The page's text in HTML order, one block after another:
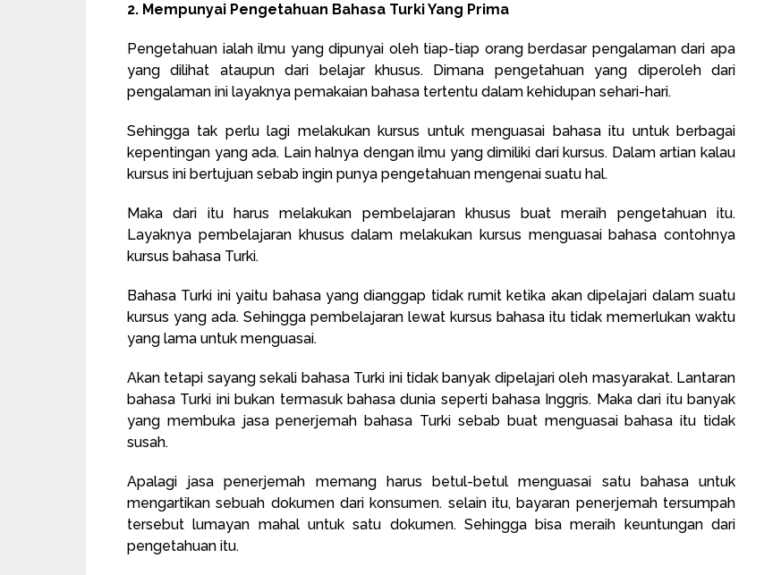
2. Mempunyai Pengetahuan Bahasa Turki Yang Prima
Pengetahuan ialah ilmu yang dipunyai oleh tiap-tiap orang berdasar pengalaman dari apa
yang dilihat ataupun dari belajar khusus. Dimana pengetahuan yang diperoleh dari
pengalaman ini layaknya pemakaian bahasa tertentu dalam kehidupan sehari-hari.
Sehingga tak perlu lagi melakukan kursus untuk menguasai bahasa itu untuk berbagai
kepentingan yang ada. Lain halnya dengan ilmu yang dimiliki dari kursus. Dalam artian kalau
kursus ini bertujuan sebab ingin punya pengetahuan mengenai suatu hal.
Maka dari itu harus melakukan pembelajaran khusus buat meraih pengetahuan itu.
Layaknya pembelajaran khusus dalam melakukan kursus menguasai bahasa contohnya
kursus bahasa Turki.
Bahasa Turki ini yaitu bahasa yang dianggap tidak rumit ketika akan dipelajari dalam suatu
kursus yang ada. Sehingga pembelajaran lewat kursus bahasa itu tidak memerlukan waktu
yang lama untuk menguasai.
Akan tetapi sayang sekali bahasa Turki ini tidak banyak dipelajari oleh masyarakat. Lantaran
bahasa Turki ini bukan termasuk bahasa dunia seperti bahasa Inggris. Maka dari itu banyak
yang membuka jasa penerjemah bahasa Turki sebab buat menguasai bahasa itu tidak
susah.
Apalagi jasa penerjemah memang harus betul-betul menguasai satu bahasa untuk
mengartikan sebuah dokumen dari konsumen. selain itu, bayaran penerjemah tersumpah
tersebut lumayan mahal untuk satu dokumen. Sehingga bisa meraih keuntungan dari
pengetahuan itu.